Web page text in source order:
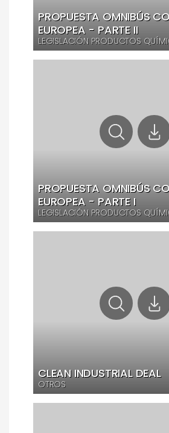
PROPUESTA OMNIBÚS
EUROPEA - PARTE II
LEGISLACIÓN PRODUCTOS
PROPUESTA OMNIBÚS
EUROPEA - PARTE I
LEGISLACIÓN PRODUCTOS
CLEAN INDUSTRIAL DEAL
OTROS